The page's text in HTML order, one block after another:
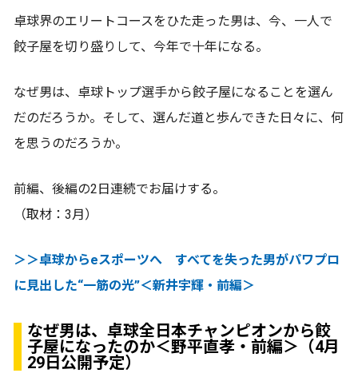
卓球界のエリートコースをひた走った男は、今、一人で
餃子屋を切り盛りして、今年で十年になる。
なぜ男は、卓球トップ選手から餃子屋になることを選ん
だのだろうか。そして、選んだ道と歩んできた日々に、何
を思うのだろうか。
前編、後編の2日連続でお届けする。
（取材：3月）
＞＞卓球からeスポーツへ すべてを失った男がパワプロ
に見出した“一筋の光”＜新井宇輝・前編＞
なぜ男は、卓球全日本チャンピオンから餃
子屋になったのか＜野平直孝・前編＞（4月
29日公開予定）